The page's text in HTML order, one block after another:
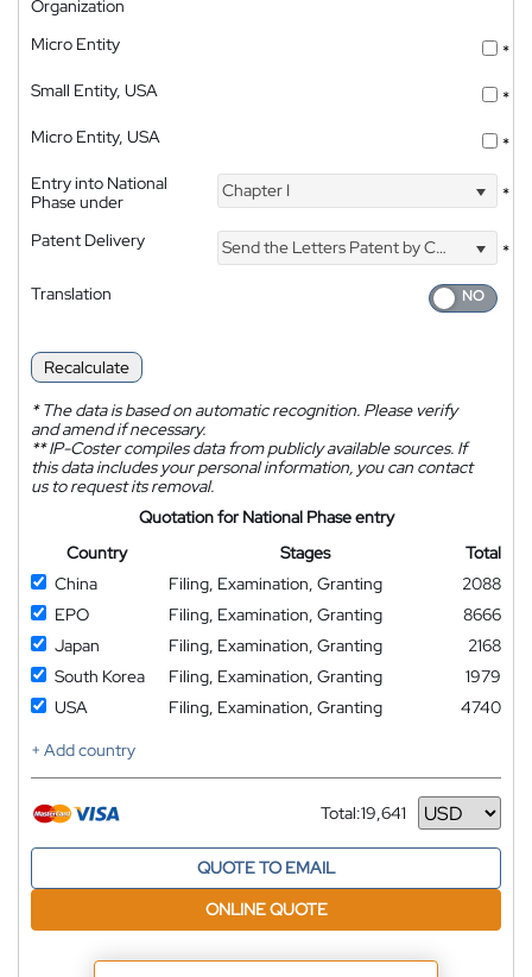
Organization
Micro Entity
*
Small Entity, USA
*
Micro Entity, USA
*
Entry into National
Phase under
Chapter I *
Patent Delivery Send the Letters Patent by Courier
*
Translation
Recalculate
*The data is based on automatic recognition. Please verify
and amend if necessary.
**IP-Coster compiles data from publicly available sources. If
this data includes your personal information, you can contact
us to request its removal.
Quotation for National Phase entry
Country
Stages
Total
China
Filing, Examination, Granting
2088
EPO
Filing, Examination, Granting
8666
Japan
Filing, Examination, Granting
2168
South Korea
Filing, Examination, Granting
1979
USA
Filing, Examination, Granting
4740
+ Add country
Total:19,641
Currency
QUOTE TO EMAIL
ONLINE QUOTE